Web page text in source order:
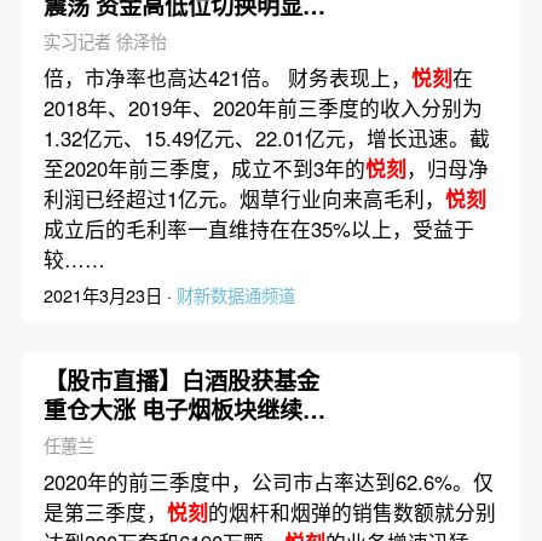
（3月23日）
实习记者 徐泽怡
倍，市净率也高达421倍。 财务表现上， 悦刻在
2018年、2019年、2020年前三季度的收入分别为
1.32亿元、15.49亿元、22.01亿元，增长迅速。截
至2020年前三季度，成立不到3年的悦刻，归母净
利润已经超过1亿元。烟草行业向来高毛利， 悦刻
成立后的毛利率一直维持在在35%以上，受益于
较……
2021年3月23日 · 财新数据通频道
【股市直播】白酒股获基金
重仓大涨 电子烟板块继续上
行（1月25日）
任蕙兰
2020年的前三季度中，公司市占率达到62.6%。仅
是第三季度， 悦刻的烟杆和烟弹的销售数额就分别